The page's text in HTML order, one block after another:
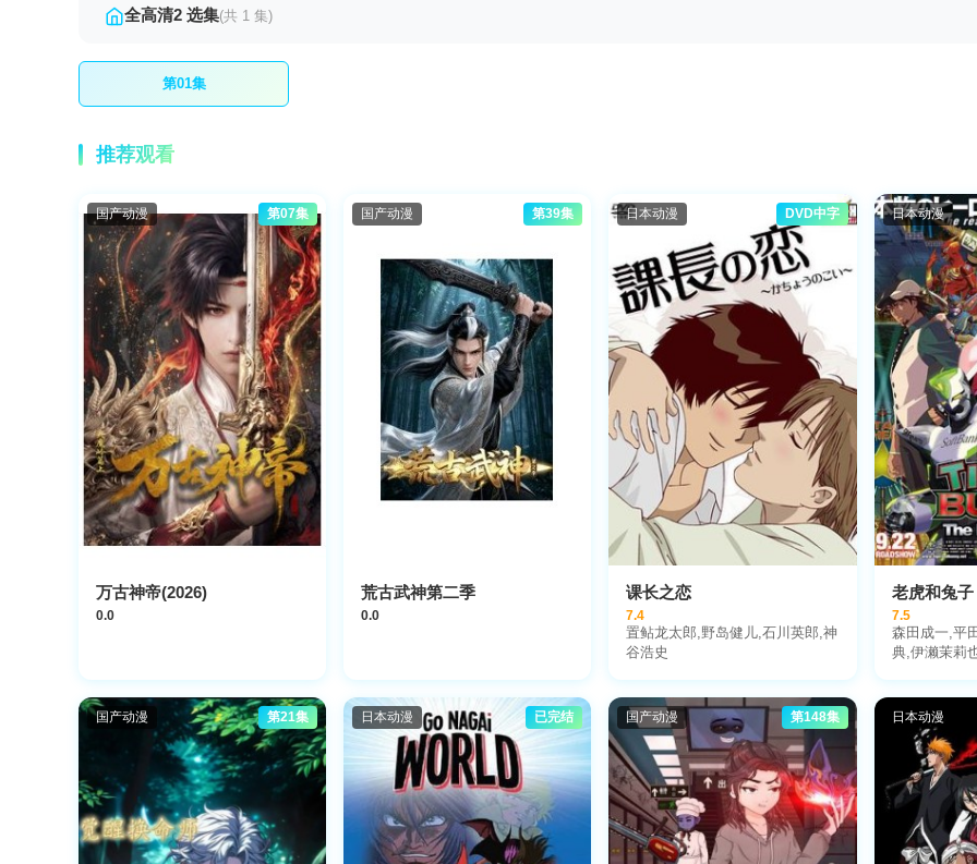
全高清2 选集(共 1 集)
第01集
推荐观看
国产动漫 第07集
万古神帝(2026)​
0.0
国产动漫 第39集
荒古武神第二季
0.0
日本动漫 DVD中字
课长之恋
7.4
置鲇龙太郎,野岛健儿,石川英郎,神
谷浩史
日本动漫
老虎和兔
7.5
森田成一,平
典,伊濑茉莉
国产动漫 第21集 日本动漫 已完结 国产动漫 第148集 日本动漫